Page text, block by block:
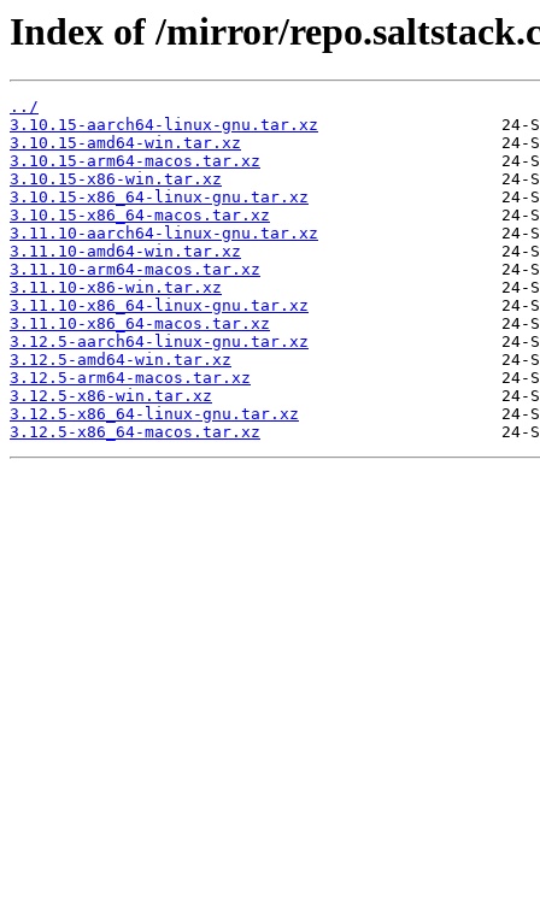
Index of /mirror/
../
3.10.15-aarch64-linux-gnu.tar.xz
3.10.15-amd64-win.tar.xz
3.10.15-arm64-macos.tar.xz
3.10.15-x86-win.tar.xz
3.10.15-x86_64-linux-gnu.tar.xz
3.10.15-x86_64-macos.tar.xz
3.11.10-aarch64-linux-gnu.tar.xz
3.11.10-amd64-win.tar.xz
3.11.10-arm64-macos.tar.xz
3.11.10-x86-win.tar.xz
3.11.10-x86_64-linux-gnu.tar.xz
3.11.10-x86_64-macos.tar.xz
3.12.5-aarch64-linux-gnu.tar.xz
3.12.5-amd64-win.tar.xz
3.12.5-arm64-macos.tar.xz
3.12.5-x86-win.tar.xz
3.12.5-x86_64-linux-gnu.tar.xz
3.12.5-x86_64-macos.tar.xz